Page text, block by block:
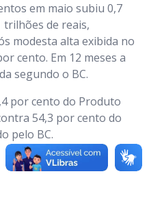
em maio subiu 0,7
trilhões de reais,
modesta alta exibida no
cento. Em 12 meses a
segundo o BC.
por cento do Produto
54,3 por cento do
pelo BC.